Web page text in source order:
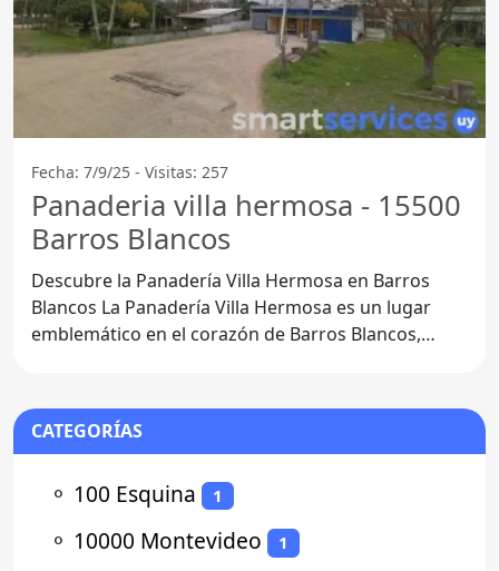
Fecha: 7/9/25 - Visitas: 257
Panaderia villa hermosa - 15500
Barros Blancos
Descubre la Panadería Villa Hermosa en Barros
Blancos La Panadería Villa Hermosa es un lugar
emblemático en el corazón de Barros Blancos,
CATEGORÍAS
⚬ 100 Esquina 1
⚬ 10000 Montevideo 1